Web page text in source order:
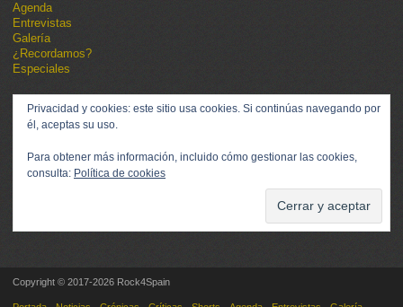
Agenda
Entrevistas
Galería
¿Recordamos?
Especiales
Privacidad y cookies: este sitio usa cookies. Si continúas navegando por
él, aceptas su uso.
Para obtener más información, incluido cómo gestionar las cookies,
consulta: Política de cookies
Copyright © 2017-2026 Rock4Spain